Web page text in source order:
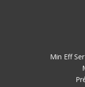
Min Eff